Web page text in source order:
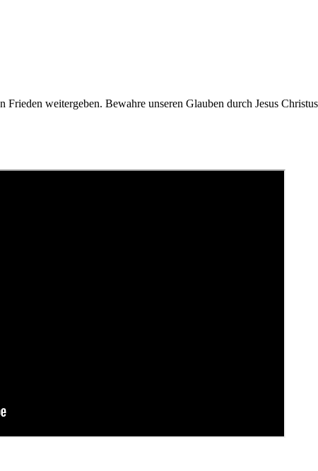
weitergeben. Bewahre unseren Glauben durch Jesus